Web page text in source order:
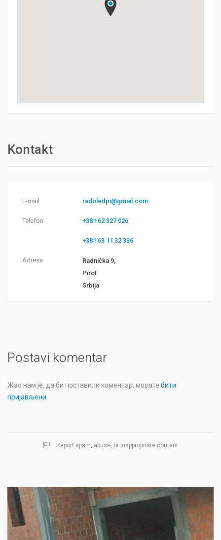
Kontakt
E-mail radoledpi@gmail.com
Telefon +381 62 327 026
+381 63 11 32 336
Adresa
Radnička 9,
Pirot
Srbija
Postavi komentar
Жао нам је, да би поставили коментар, морате бити
пријављени
Report spam, abuse, or inappropriate content